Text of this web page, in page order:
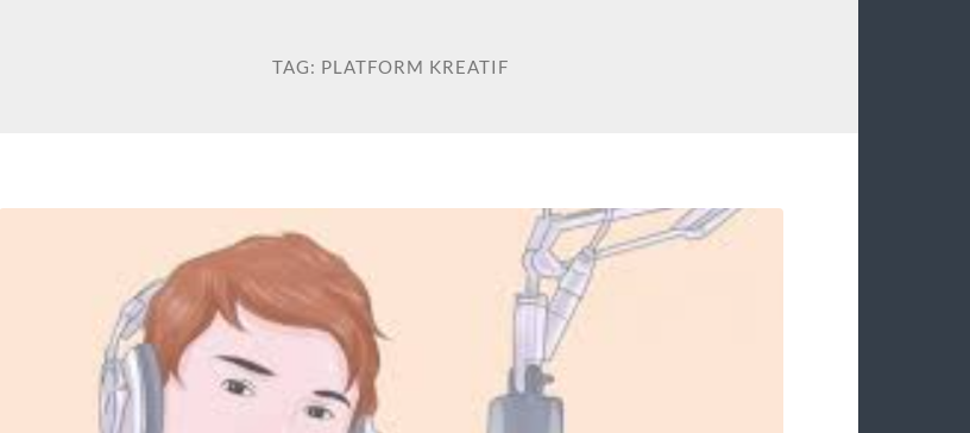
TAG: PLATFORM KREATIF